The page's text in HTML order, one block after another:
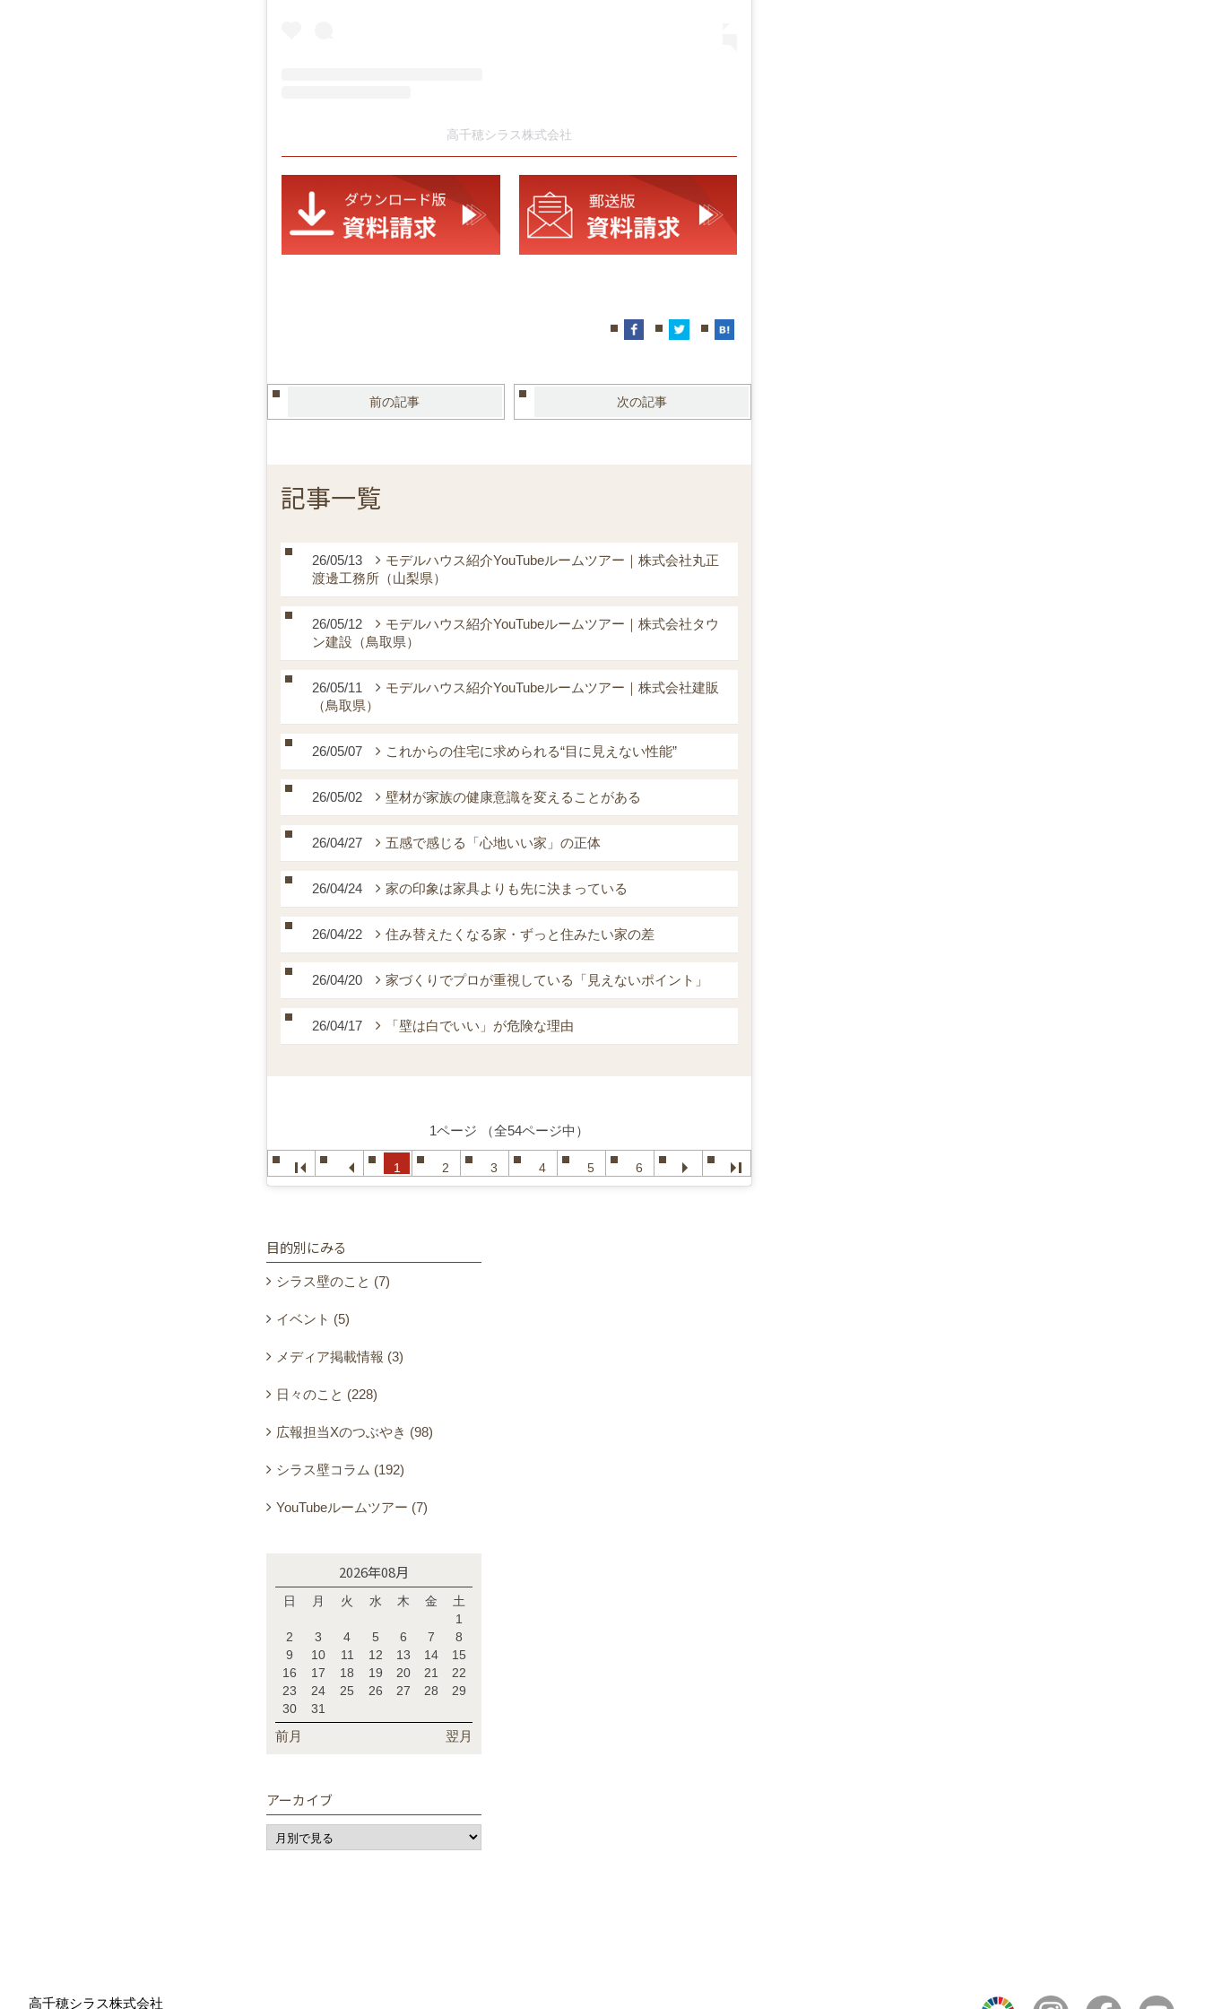
高千穂シラス株式会社
前の記事 次の記事
記事一覧
26/05/13
モデルハウス紹介YouTubeルームツアー｜株式会社丸正
渡邊工務所（山梨県）
26/05/12
モデルハウス紹介YouTubeルームツアー｜株式会社タウ
ン建設（鳥取県）
26/05/11
モデルハウス紹介YouTubeルームツアー｜株式会社建販
（鳥取県）
26/05/07 これからの住宅に求められる“目に見えない性能”
26/05/02 壁材が家族の健康意識を変えることがある
26/04/27 五感で感じる「心地いい家」の正体
26/04/24 家の印象は家具よりも先に決まっている
26/04/22 住み替えたくなる家・ずっと住みたい家の差
26/04/20 家づくりでプロが重視している「見えないポイント」
26/04/17 「壁は白でいい」が危険な理由
1ページ （全54ページ中）
1 2 3 4 5 6
目的別にみる
シラス壁のこと (7)
イベント (5)
メディア掲載情報 (3)
日々のこと (228)
広報担当Xのつぶやき (98)
シラス壁コラム (192)
YouTubeルームツアー (7)
2026年08月
日 月 火 水 木 金
土
1
2
3 4 5 6 7
8
9
10 11 12 13 14
15
16
17 18 19 20 21
22
23
24 25 26 27 28
29
30
31
前月 翌月
アーカイブ
高千穂シラス株式会社